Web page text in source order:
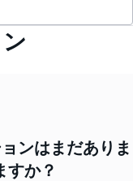
ンはまだありま
すか？